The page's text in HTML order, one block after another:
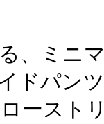
、ミニ
ドパン
ースト